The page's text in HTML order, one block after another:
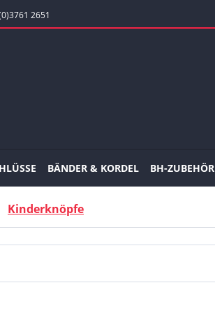
2651
BÄNDER & KORDEL BH-ZUBEHÖR
Kinderknöpfe